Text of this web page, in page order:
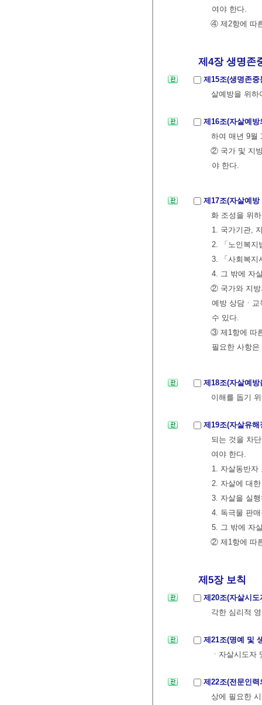
여야 한다.
④ 제2항에 따
제4장 생명존중
제15조(생명존
살예방을 위하
제16조(자살예
하여 매년 9월
② 국가 및 지
야 한다.
제17조(자살예
화 조성을 위
1. 국가기관,
2. 「노인복지
3. 「사회복지
4. 그 밖에 자
② 국가와 지방
예방 상담ㆍ
수 있다.
③ 제1항에 따
필요한 사항
제18조(자살예
이해를 돕기
제19조(자살유
되는 것을 차
여야 한다.
1. 자살동반자
2. 자살에 대
3. 자살을 실
4. 독극물 판
5. 그 밖에 자
② 제1항에 따
제5장 보칙
제20조(자살시
각한 심리적
제21조(명예 및
ㆍ자살시도
제22조(전문인
상에 필요한